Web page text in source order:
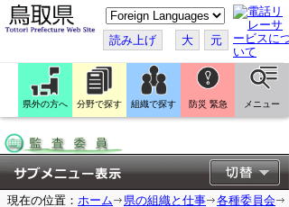
こ
の
ペ
ー
ジ
翻
訳
す
読み上げ 大 元
県外の方へ 分野で探す 組織で探す 防災 緊急 メニュー
現在の位置： ホーム 県の組織と仕事
各種委員会